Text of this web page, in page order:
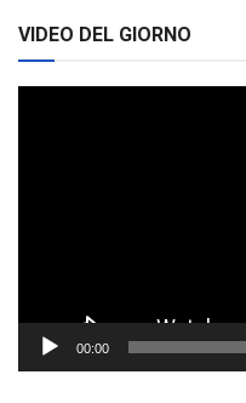
VIDEO DEL GIORNO
00:00